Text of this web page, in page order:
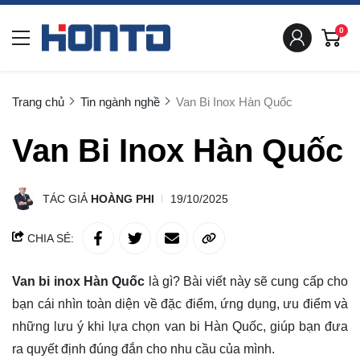
0
Trang chủ Tin ngành nghề Van Bi Inox Hàn Quốc
Van Bi Inox Hàn Quốc
TÁC GIẢ HOÀNG PHI 19/10/2025
CHIA SẺ:
Van bi inox Hàn Quốc là gì? Bài viết này sẽcung cấpcho
bạn cái nhìn toàn diện về đặc điểm, ứng dụng, ưu điểm và
những lưu ý khi lựa chọn van bi Hàn Quốc, giúp bạn đưa
ra quyết định đúng đắn cho nhu cầu của mình.